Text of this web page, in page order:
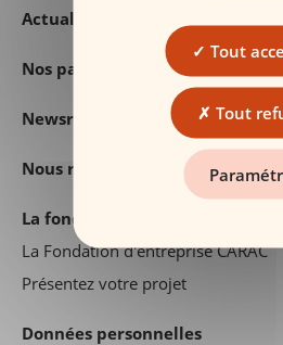
Actualités
Nos partenaires
Newsroom
Nous rejoindre
La fondation Carac
La Fondation d'entreprise CARAC
Présentez votre projet
Données personnelles
Tout
Tout